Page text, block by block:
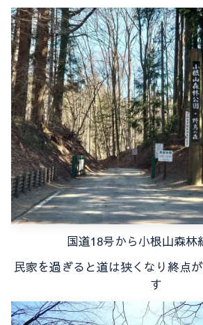
国道18号から小根山森林
民家を過ぎると道は狭くなり終点
す